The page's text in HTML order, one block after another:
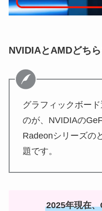
NVIDIAとAMDどち
グラフィックボー
のが、NVIDIAの
Radeonシリーズの
題です。
2025年現在